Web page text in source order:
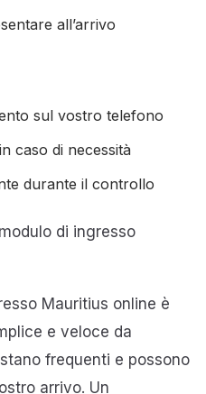
all’arrivo
sul vostro telefono
caso di necessità
durante il controllo
di ingresso
Mauritius online è
e veloce da
frequenti e possono
arrivo. Un